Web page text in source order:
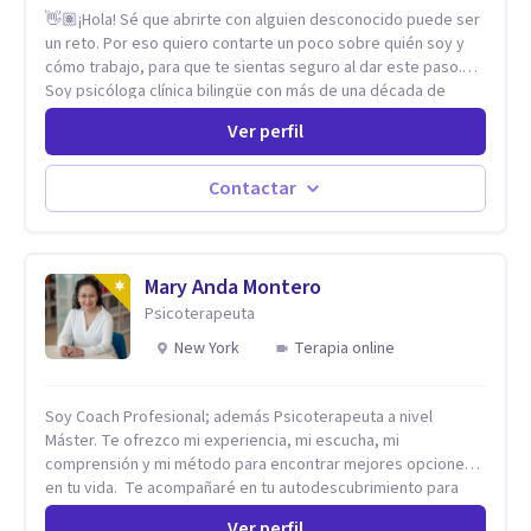
👋🏽¡Hola! Sé que abrirte con alguien desconocido puede ser
un reto. Por eso quiero contarte un poco sobre quién soy y
cómo trabajo, para que te sientas seguro al dar este paso.
Soy psicóloga clínica bilingüe con más de una década de
experiencia. He dictado conferencias, escrito artículos y
ejercido como profesora universitaria. Un dato curioso: he
vivido en varios países y conozco de primera mano lo que
significa ser migrante, adaptarse a los cambios y empezar de
nuevo.
Ver perfil
Contactar
Mary Anda Montero
Psicoterapeuta
New York
Terapia online
Soy Coach Profesional; además Psicoterapeuta a nivel
Máster. Te ofrezco mi experiencia, mi escucha, mi
comprensión y mi método para encontrar mejores opciones
en tu vida. Te acompañaré en tu autodescubrimiento para
que asumas el control de tu vida. Te ayudaré a identificar tus